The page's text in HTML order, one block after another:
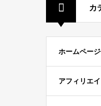
カ
ホームペー
アフィリエイ